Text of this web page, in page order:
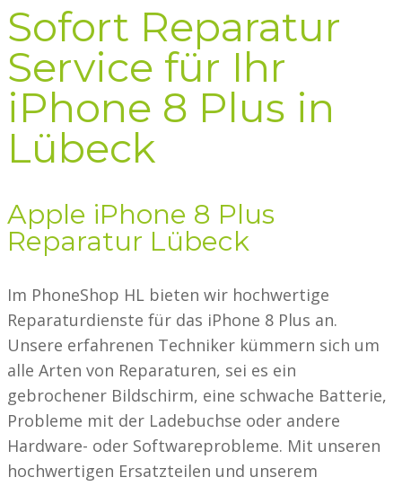
Sofort Reparatur
Service für Ihr
iPhone 8 Plus in
Lübeck
Apple iPhone 8 Plus
Reparatur Lübeck
Im PhoneShop HL bieten wir hochwertige
Reparaturdienste für das iPhone 8 Plus an.
Unsere erfahrenen Techniker kümmern sich um
alle Arten von Reparaturen, sei es ein
gebrochener Bildschirm, eine schwache Batterie,
Probleme mit der Ladebuchse oder andere
Hardware- oder Softwareprobleme. Mit unseren
hochwertigen Ersatzteilen und unserem